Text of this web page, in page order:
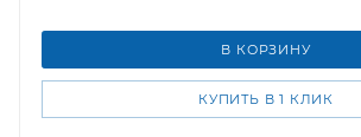
В КОРЗИНУ
КУПИТЬ В 1 КЛИК